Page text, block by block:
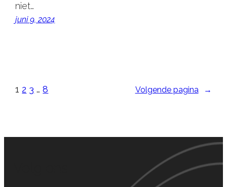
niet…
juni 9, 2024
1 2 3 … 8 Volgende pagina →